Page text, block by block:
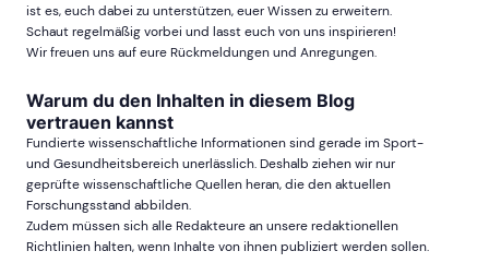
ist es, euch dabei zu unterstützen, euer Wissen zu erweitern.
Schaut regelmäßig vorbei und lasst euch von uns inspirieren!
Wir freuen uns auf eure Rückmeldungen und Anregungen.
Warum du den Inhalten in diesem Blog
vertrauen kannst
Fundierte wissenschaftliche Informationen sind gerade im Sport-
und Gesundheitsbereich unerlässlich. Deshalb ziehen wir nur
geprüfte wissenschaftliche Quellen heran, die den aktuellen
Forschungsstand abbilden.
Zudem müssen sich alle Redakteure an unsere redaktionellen
Richtlinien halten, wenn Inhalte von ihnen publiziert werden sollen.